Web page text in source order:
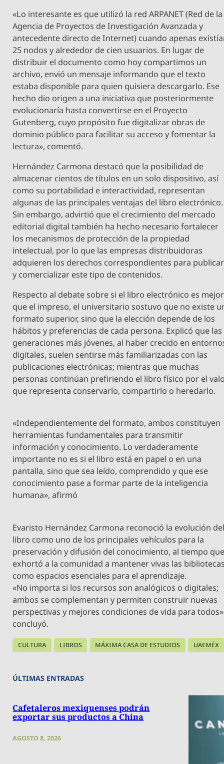
«Lo interesante es que utilizó la red ARPANET (Red de la
Agencia de Proyectos de Investigación Avanzada y
antecedente directo de Internet) cuando apenas
25 nodos y alrededor de cien usuarios. En lugar de
distribuir el documento como hoy compartimos un
archivo, envió un mensaje informando que el texto
estaba disponible para quien quisiera descargarlo. Ese
hecho dio origen a una iniciativa que posteriormente
evolucionaría hasta convertirse en el Proyecto
Gutenberg, cuyo propósito fue digitalizar obras de
dominio público para facilitar su acceso y fomentar la
lectura», comentó.
Hernández Carmona destacó que la posibilidad de
almacenar cientos de títulos en un solo dispositivo, así
como su portabilidad e interactividad, representan
algunas de las principales ventajas del libro electrónico.
Sin embargo, advirtió que el crecimiento del mercado
editorial digital también ha hecho necesario fortalecer
los mecanismos de protección de la propiedad
intelectual, por lo que las empresas distribuidoras
adquieren los derechos correspondientes para publicar
y comercializar este tipo de contenidos.
Respecto al debate sobre si el libro electrónico es mejor
que el impreso, el universitario sostuvo que no existe
formato superior, sino que la elección depende de los
hábitos y preferencias de cada persona. Explicó que las
generaciones más jóvenes, al haber crecido en
digitales, suelen sentirse más familiarizadas con las
publicaciones electrónicas; mientras que muchas
personas continúan prefiriendo el libro físico por el
que representa conservarlo, compartirlo o heredarlo.
«Independientemente del formato, ambos constituyen
herramientas fundamentales para transmitir
información y conocimiento. Lo verdaderamente
importante no es si el libro está en papel o en una
pantalla, sino que sea leído, comprendido y que ese
conocimiento pase a formar parte de la inteligencia
humana», afirmó
Evaristo Hernández Carmona reconoció la evolución
libro como uno de los principales vehículos para la
preservación y difusión del conocimiento, al tiempo
exhortó a la comunidad a mantener vivas las
como espacios esenciales para el aprendizaje.
«No importa si los recursos son analógicos o digitales;
ambos se complementan y permiten construir nuevas
perspectivas y mejores condiciones de vida para
concluyó.
CULTURA LIBROS MÁXIMA CASA DE ESTUDIOS UAEMÉX
ÚLTIMAS ENTRADAS
Cafetaleros mexiquenses podrán
exportar sus productos a China
AGOSTO 8, 2026